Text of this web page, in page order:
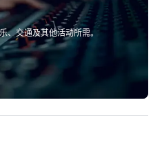
for
and
and
audience hears a
Spears, Bruno Mars,
melody reimagined
connection. ► How We Elevate Your
Event: We don’t just
、交通及其他活动所需。